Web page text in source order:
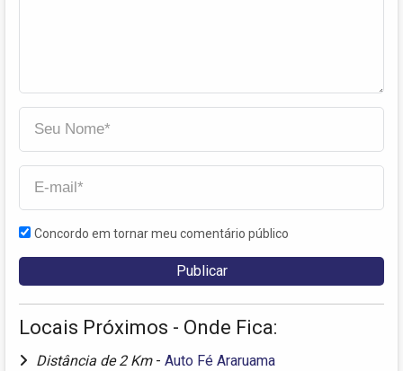
Concordo em tornar meu comentário público
Locais Próximos - Onde Fica:
Distância de 2 Km - Auto Fé Araruama